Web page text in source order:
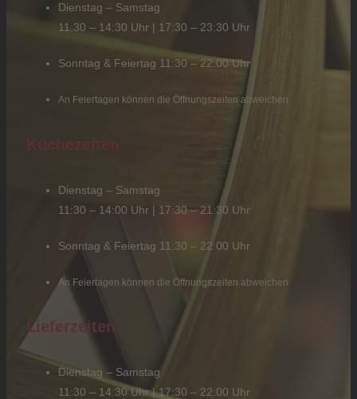
Dienstag – Samstag
11:30 – 14:30 Uhr | 17:30 – 23:30 Uhr
Sonntag & Feiertag 11:30 – 22:00 Uhr
An Feiertagen können die Öffnungszeiten abweichen
Küchezeiten
Dienstag – Samstag
11:30 – 14:00 Uhr | 17:30 – 21:30 Uhr
Sonntag & Feiertag 11:30 – 22:00 Uhr
An Feiertagen können die Öffnungszeiten abweichen
Lieferzeiten
Dienstag – Samstag
11:30 – 14:30 Uhr | 17:30 – 22:00 Uhr